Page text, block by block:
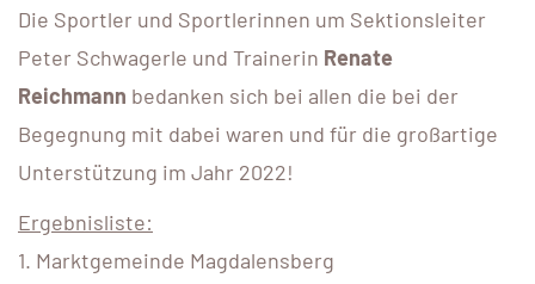
Die Sportler und Sportlerinnen um Sektionsleiter
Peter Schwagerle und Trainerin Renate
Reichmann bedanken sich bei allen die bei der
Begegnung mit dabei waren und für die großartige
Unterstützung im Jahr 2022!
Ergebnisliste:
1. Marktgemeinde Magdalensberg